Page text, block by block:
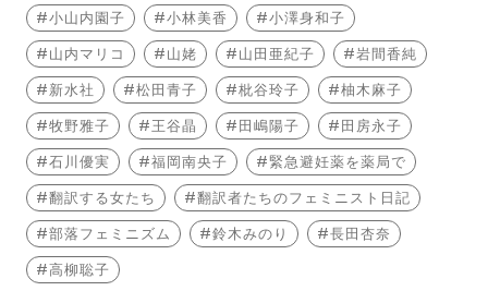
小山内園子
小林美香
小澤身和子
山内マリコ
山姥 山田亜紀子
岩間香純
新水社
松田青子 枇谷玲子
柚木麻子
牧野雅子
王谷晶 田嶋陽子
田房永子
石川優実
福岡南央子
緊急避妊薬を薬局で
翻訳する女たち
翻訳者たちのフェミニスト日記
部落フェミニズム
鈴木みのり
長田杏奈
高柳聡子